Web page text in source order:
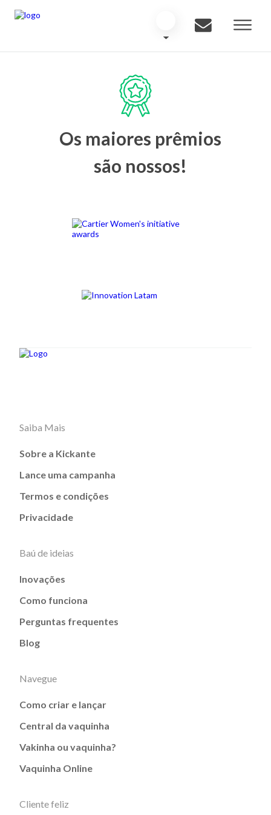
Os maiores prêmios
são nossos!
Saiba Mais
Sobre a Kickante
Lance uma campanha
Termos e condições
Privacidade
Baú de ideias
Inovações
Como funciona
Perguntas frequentes
Blog
Navegue
Como criar e lançar
Central da vaquinha
Vakinha ou vaquinha?
Vaquinha Online
Cliente feliz